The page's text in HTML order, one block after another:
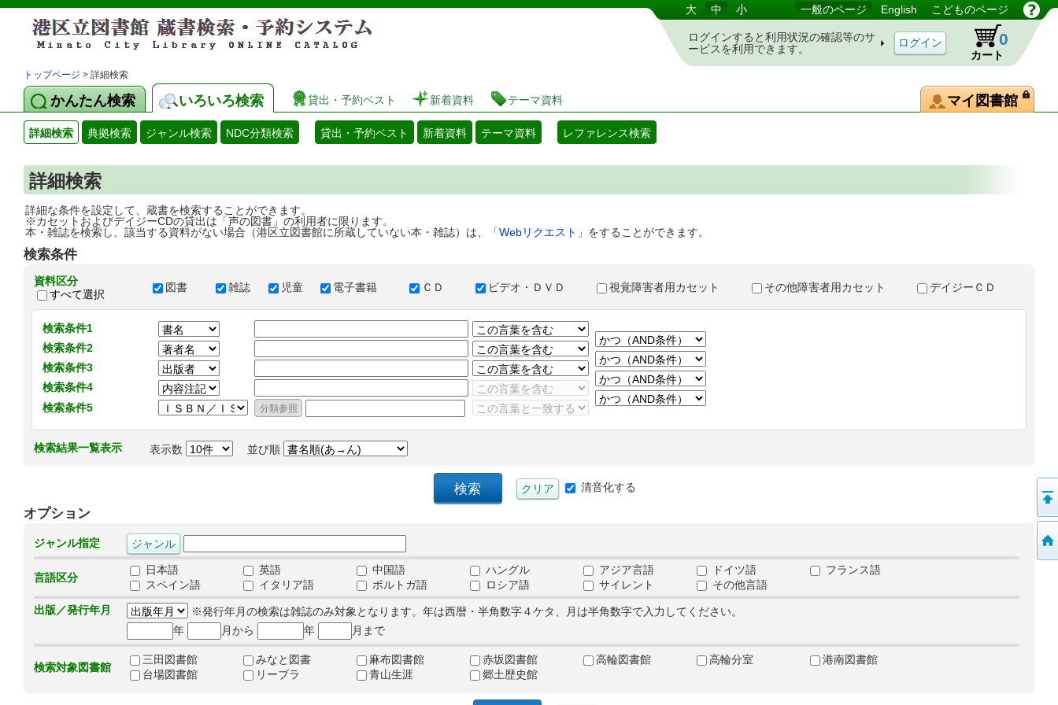
港区立図書館 蔵書検索・予約システム 大 中 小 一般のページ English こどものページ
ログインすると利用状況の確認等のサ
ービスを利用できます。
カート
0
トップページ > 詳細検索
かんたん検索 いろいろ検索 貸出・予約ベスト 新着資料 テーマ資料 マイ図書館
詳細検索 典拠検索 ジャンル検索 NDC分類検索 貸出・予約ベスト 新着資料 テーマ資料 レファレンス検索
詳細検索
詳細な条件を設定して、蔵書を検索することができます。
※カセットおよびデイジーCDの貸出は「声の図書」の利用者に限ります。
本・雑誌を検索し、該当する資料がない場合（港区立図書館に所蔵していない本・雑誌）は、「Webリクエスト 」をすることができます。
検索条件
資料区分
すべて選択
図書 雑誌 児童 電子書籍 ＣＤ ビデオ・ＤＶＤ 視覚障害者用カセット その他障害者用カセット デイジーＣＤ
検索条件1
検索条件2
検索条件3
検索条件4
検索条件5
検索結果一覧表示 表示数 並び順
清音化する
オプション
ジャンル指定
言語区分
日本語 英語 中国語 ハングル アジア言語 ドイツ語
フランス語
スペイン語
イタリア語 ポルトガ語 ロシア語 サイレント
その他言語
出版／発行年月
※発行年月の検索は雑誌のみ対象となります。年は西暦・半角数字４ケタ、月は半角数字で入力してください。
年
月から 年 月まで
検索対象図書館
三田図書館 みなと図書 麻布図書館 赤坂図書館 高輪図書館 高輪分室
港南図書館
台場図書館
リーブラ 青山生涯 郷土歴史館